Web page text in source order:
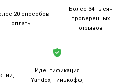
20 способов
оплаты
Более 34 тысяч
проверенных
отзывов
Идентификация
Yandex, Тинькофф,